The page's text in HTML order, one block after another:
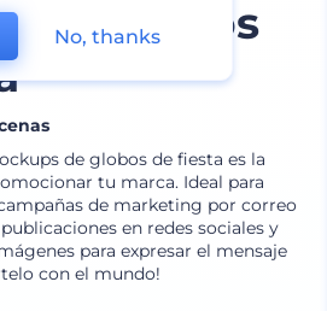
de Globos
de globos de fiesta es la
tu marca. Ideal para
de marketing por correo
en redes sociales y
para expresar el mensaje
con el mundo!
No, thanks